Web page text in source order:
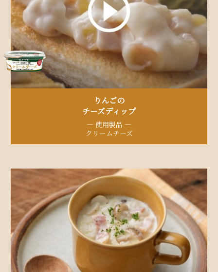
りんごの
チーズディップ​
— 使用製品 —
クリームチーズ​